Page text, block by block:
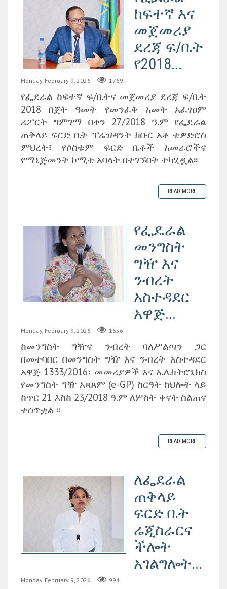
ከፍተኛ እና
መጀመሪያ
ደረጃ ፍ/ቤት
የ2018...
Monday, February 9, 2026 1769
የፌደራል ከፍተኛ ፍ/ቤትና መጀመሪያ ደረጃ ፍ/ቤት
2018 በጀት ዓመት የመንፈቅ አመት አፈፃፀም
ሪፖርት ግምገማ በቀን 27/2018 ዓ.ም የፌደራል
ጠቅላይ ፍርድ ቤት ፕሬዝዳንት ክቡር አቶ ቴዎድሮስ
ምህረት፣ የሶስቱም ፍርድ ቤቶች አመራሮችና
የማኔጅመንት ኮሚቴ አባላት በተገኙበት ተካሂዷል፡፡
READ MORE
የፌዴራል
መንግስት
ግዥ እና
ንብረት
አስተዳደር
አዋጅ...
Monday, February 9, 2026 1656
ከመንግስት ግዥና ንብረት ባለሥልጣን ጋር
በመተባበር በመንግስት ግዥ እና ንብረት አስተዳደር
አዋጅ 1333/2016፣ መመሪያዎች እና ኤሌክትሮኒክስ
የመንግስት ግዥ አጻጸም (e-GP) ስርዓት ክህሎት ላይ
ከጥር 21 እስከ 23/2018 ዓ.ም ለሦስት ቀናት ስልጠና
ተሰጥቷል ፡፡
READ MORE
ለፌደራል
ጠቅላይ
ፍርድ ቤት
ሬጂስራርና
ችሎት
አገልግሎት...
Monday, February 9, 2026 994